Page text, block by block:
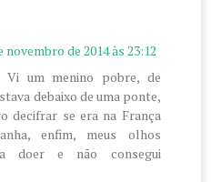
novembro de 2014 às 23:12
Vi um menino pobre, de
debaixo de uma ponte,
decifrar se era na França
enfim, meus olhos
a doer e não consegui